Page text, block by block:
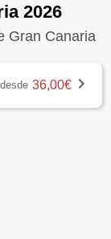
2026
Gran Canaria
desde 36,00€